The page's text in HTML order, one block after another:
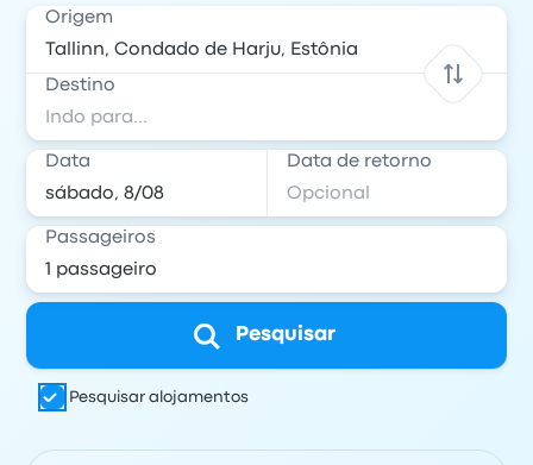
Origem
Destino
Data Data de retorno
Passageiros
Pesquisar
Pesquisar alojamentos